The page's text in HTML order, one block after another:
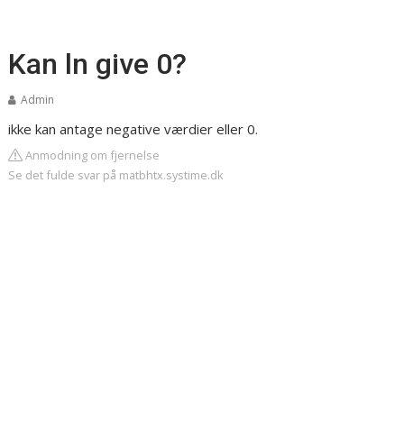
Kan ln give 0?
Admin
ikke kan antage negative værdier eller 0.
Anmodning om fjernelse
Se det fulde svar på matbhtx.systime.dk